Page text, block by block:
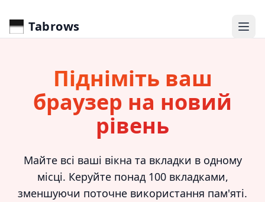
Tabrows
Підніміть ваш
браузер на новий
рівень
Майте всі ваші вікна та вкладки в одному
місці. Керуйте понад 100 вкладками,
зменшуючи поточне використання пам'яті.